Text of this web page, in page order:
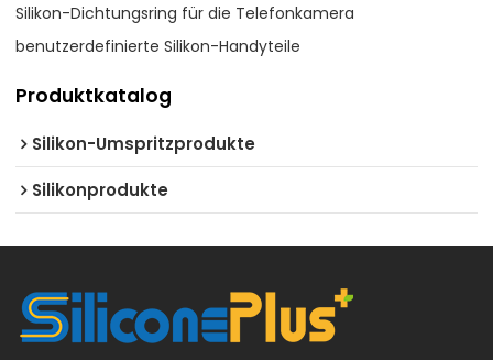
Silikon-Dichtungsring für die Telefonkamera
benutzerdefinierte Silikon-Handyteile
Produktkatalog
Silikon-Umspritzprodukte
Silikonprodukte